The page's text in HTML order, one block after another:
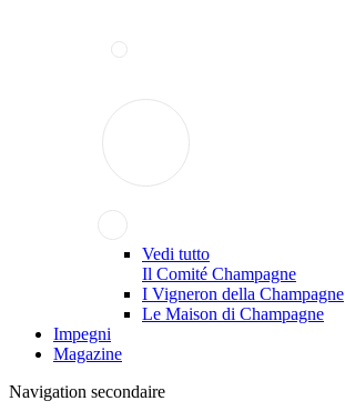
Vedi tutto
Il Comité Champagne
I Vigneron della Champagne
Le Maison di Champagne
Impegni
Magazine
Navigation secondaire